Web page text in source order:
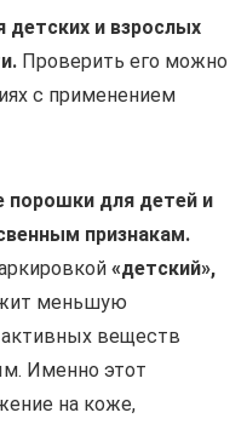
детских и взрослых
Проверить его можно
с применением
порошки для детей и
признакам.
«детский»,
меньшую
веществ
Именно этот
на коже,